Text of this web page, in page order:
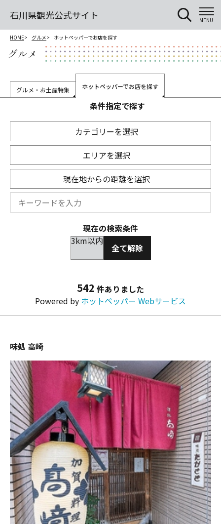
石川県観光公式サイト MENU
HOME グルメ ホットペッパーでお店を探す
グルメ
グルメ・お土産特集 ホットペッパーでお店を探す
条件指定で探す
カテゴリーを選択
エリアを選択
現在地からの距離を選択
現在の検索条件
3km以内
全て解除
542 件ありました
Powered by ホットペッパー Webサービス
味処 高崎